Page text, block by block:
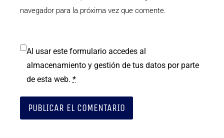
navegador para la próxima vez que comente.
Al usar este formulario accedes al
almacenamiento y gestión de tus datos por parte
de esta web. *